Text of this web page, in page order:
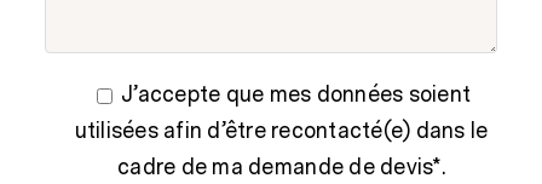
J’accepte que mes données soient
utilisées afin d’être recontacté(e) dans le
cadre de ma demande de devis*.